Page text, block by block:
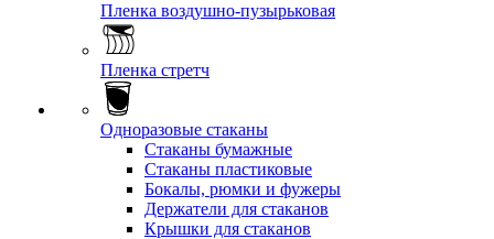
Пленка воздушно-пузырьковая
Пленка стретч
Одноразовые стаканы
Стаканы бумажные
Стаканы пластиковые
Бокалы, рюмки и фужеры
Держатели для стаканов
Крышки для стаканов